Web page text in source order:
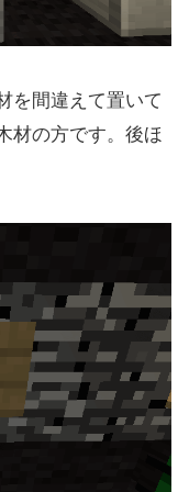
を間違えて置いて
材の方です。後ほ